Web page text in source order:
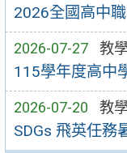
2026全國高中
2026-07-27 教
115學年度高中
2026-07-20 教
SDGs 飛英任務